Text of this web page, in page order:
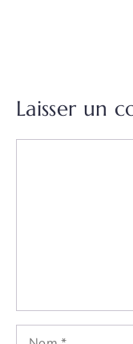
Laisser un
Nom